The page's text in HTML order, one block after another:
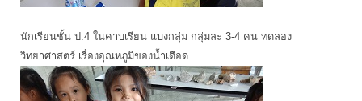
นักเรียนชั้น ป.4 ในคาบเรียน แบ่งกลุ่ม กลุ่มละ 3-4 คน ทดลอง
วิทยาศาสตร์ เรื่องอุณหภูมิของน้ำเดือด